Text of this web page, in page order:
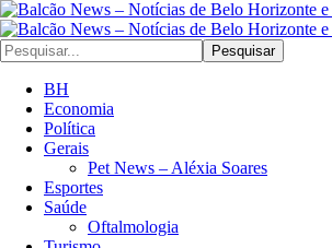
Pesquisar
BH
Economia
Política
Gerais
Pet News – Aléxia Soares
Esportes
Saúde
Oftalmologia